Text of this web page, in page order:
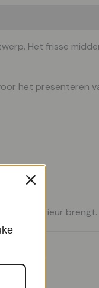
Het frisse
het presenteren
in je interieur brengt.